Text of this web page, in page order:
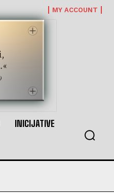
MY ACCOUNT
INICIJATIVE